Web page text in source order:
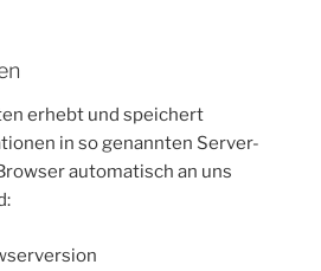
erhebt und speichert
in so genannten Server-
automatisch an uns